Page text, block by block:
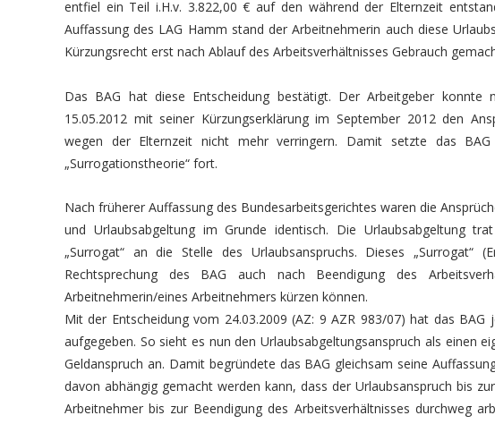
entfiel ein Teil i.H.v. 3.822,00 € auf den während der Elternzeit
Auffassung des LAG Hamm stand der Arbeitnehmerin auch diese
Kürzungsrecht erst nach Ablauf des Arbeitsverhältnisses Gebrauch
Das BAG hat diese Entscheidung bestätigt. Der Arbeitgeber konnte
15.05.2012 mit seiner Kürzungserklärung im September 2012 den
wegen der Elternzeit nicht mehr verringern. Damit setzte das
„Surrogationstheorie“ fort.
Nach früherer Auffassung des Bundesarbeitsgerichtes waren die
und Urlaubsabgeltung im Grunde identisch. Die Urlaubsabgeltung
„Surrogat“ an die Stelle des Urlaubsanspruchs. Dieses „Surrogat“
Rechtsprechung des BAG auch nach Beendigung des
Arbeitnehmerin/eines Arbeitnehmers kürzen können.
Mit der Entscheidung vom 24.03.2009 (AZ: 9 AZR 983/07) hat das BAG
aufgegeben. So sieht es nun den Urlaubsabgeltungsanspruch als einen
Geldanspruch an. Damit begründete das BAG gleichsam seine
davon abhängig gemacht werden kann, dass der Urlaubsanspruch bis
Arbeitnehmer bis zur Beendigung des Arbeitsverhältnisses durchweg